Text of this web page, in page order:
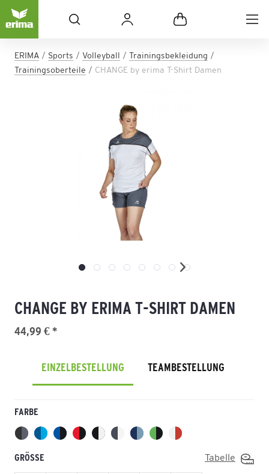
ERIMA Sports Volleyball
Trainingsbekleidung
Trainingsoberteile
CHANGE by erima T-Shirt Damen
CHANGE BY ERIMA T-SHIRT DAMEN
44,99 € *
EINZELBESTELLUNG TEAMBESTELLUNG
FARBE
GRÖSSE Tabelle